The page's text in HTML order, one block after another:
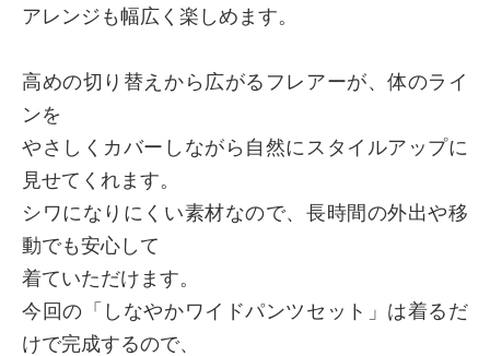
アレンジも幅広く楽しめます。
高めの切り替えから広がるフレアーが、体のライ
ンを
やさしくカバーしながら自然にスタイルアップに
見せてくれます。
シワになりにくい素材なので、長時間の外出や移
動でも安心して
着ていただけます。
今回の「しなやかワイドパンツセット」は着るだ
けで完成するので、